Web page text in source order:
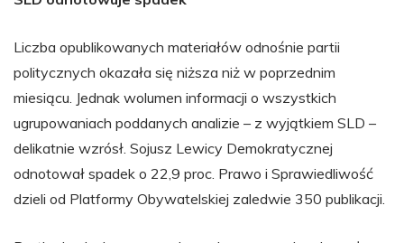
Liczba opublikowanych materiałów odnośnie partii
politycznych okazała się niższa niż w poprzednim
miesiącu. Jednak wolumen informacji o wszystkich
ugrupowaniach poddanych analizie – z wyjątkiem SLD –
delikatnie wzrósł. Sojusz Lewicy Demokratycznej
odnotował spadek o 22,9 proc. Prawo i Sprawiedliwość
dzieli od Platformy Obywatelskiej zaledwie 350 publikacji.